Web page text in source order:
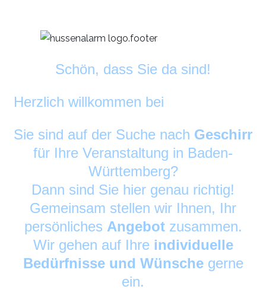
Schön, dass Sie da sind!
Herzlich willkommen bei
Sie sind auf der Suche nach Geschirr
für Ihre Veranstaltung in Baden-
Württemberg?
Dann sind Sie hier genau richtig!
Gemeinsam stellen wir Ihnen, Ihr
persönliches Angebot zusammen.
Wir gehen auf Ihre individuelle
Bedürfnisse und Wünschegerne
ein.